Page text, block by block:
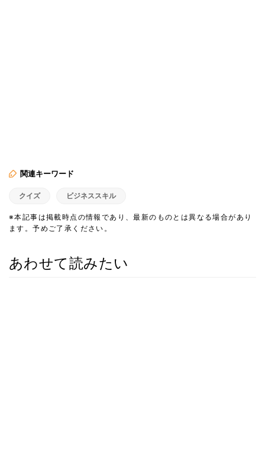
関連キーワード
クイズ ビジネススキル
※本記事は掲載時点の情報であり、最新のものとは異なる場合があり
ます。予めご了承ください。
あわせて読みたい